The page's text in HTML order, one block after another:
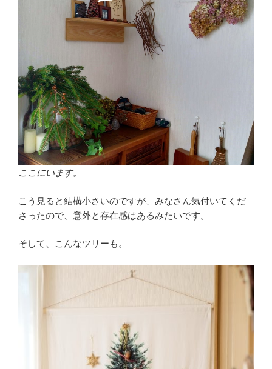
ここにいます。
こう見ると結構小さいのですが、みなさん気付いてくだ
さったので、意外と存在感はあるみたいです。
そして、こんなツリーも。